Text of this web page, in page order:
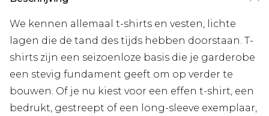
We kennen allemaal t-shirts en vesten, lichte
lagen die de tand des tijds hebben doorstaan. T-
shirts zijn een seizoenloze basis die je garderobe
een stevig fundament geeft om op verder te
bouwen. Of je nu kiest voor een effen t-shirt, een
bedrukt, gestreept of een long-sleeve exemplaar,